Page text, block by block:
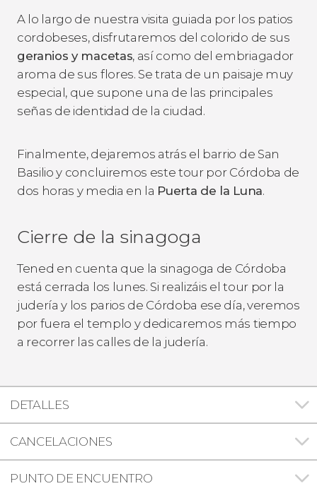
A lo largo de nuestra visita guiada por los patios
cordobeses, disfrutaremos del colorido de sus
geranios y macetas, así como del embriagador
aroma de sus flores. Se trata de un paisaje muy
especial, que supone una de las principales
señas de identidad de la ciudad.
Finalmente, dejaremos atrás el barrio de San
Basilio y concluiremos este tour por Córdoba de
dos horas y media en la Puerta de la Luna.
Cierre de la sinagoga
Tened en cuenta que la sinagoga de Córdoba
está cerrada los lunes. Si realizáis el tour por la
judería y los parios de Córdoba ese día, veremos
por fuera el templo y dedicaremos más tiempo
a recorrer las calles de la judería.
DETALLES
CANCELACIONES
PUNTO DE ENCUENTRO